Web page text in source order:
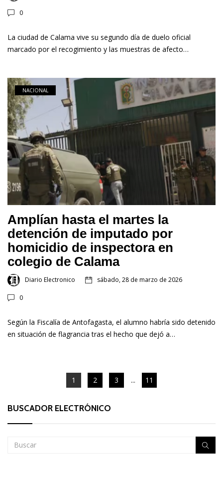
0
La ciudad de Calama vive su segundo día de duelo oficial
marcado por el recogimiento y las muestras de afecto…
NACIONAL
Amplían hasta el martes la
detención de imputado por
homicidio de inspectora en
colegio de Calama
Diario Electronico sábado, 28 de marzo de 2026
0
Según la Fiscalía de Antofagasta, el alumno habría sido detenido
en situación de flagrancia tras el hecho que dejó a…
1 2 3 ... 11
BUSCADOR ELECTRÓNICO